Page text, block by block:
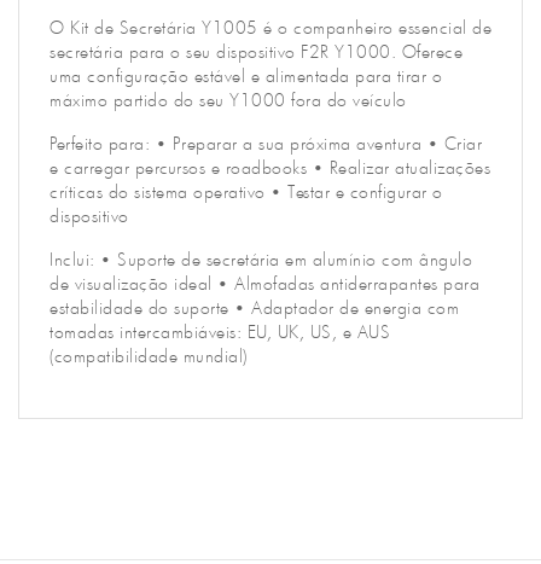
O Kit de Secretária Y1005 é o companheiro essencial de
secretária para o seu dispositivo F2R Y1000. Oferece
uma configuração estável e alimentada para tirar o
máximo partido do seu Y1000 fora do veículo
Perfeito para: • Preparar a sua próxima aventura • Criar
e carregar percursos e roadbooks • Realizar atualizações
críticas do sistema operativo • Testar e configurar o
dispositivo
Inclui: • Suporte de secretária em alumínio com ângulo
de visualização ideal • Almofadas antiderrapantes para
estabilidade do suporte • Adaptador de energia com
tomadas intercambiáveis: EU, UK, US, e AUS
(compatibilidade mundial)